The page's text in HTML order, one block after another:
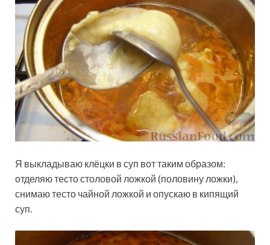
Я выкладываю клёцки в суп вот таким образом:
отделяю тесто столовой ложкой (половину ложки),
снимаю тесто чайной ложкой и опускаю в кипящий
суп.